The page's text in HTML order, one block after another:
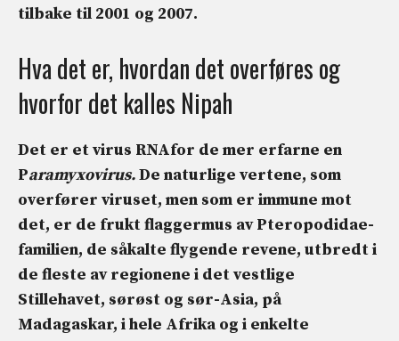
tilbake til 2001 og 2007.
Hva det er, hvordan det overføres og
hvorfor det kalles Nipah
Det er et virus RNAfor de mer erfarne en
Paramyxovirus.De naturlige vertene, som
overfører viruset, men som er immune mot
det, er de frukt flaggermus av Pteropodidae-
familien, de såkalte flygende revene, utbredt i
de fleste av regionene i det vestlige
Stillehavet, sørøst og sør-Asia, på
Madagaskar, i hele Afrika og i enkelte